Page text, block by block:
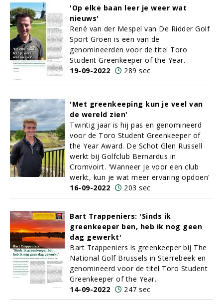
'Op elke baan leer je weer wat
nieuws'
René van der Mespel van De Ridder Golf
Sport Groen is een van de
genomineerden voor de titel Toro
Student Greenkeeper of the Year.
19-09-2022
289 sec
'Met greenkeeping kun je veel van
de wereld zien'
Twintig jaar is hij pas en genomineerd
voor de Toro Student Greenkeeper of
the Year Award. De Schot Glen Russell
werkt bij Golfclub Bernardus in
Cromvoirt. 'Wanneer je voor een club
werkt, kun je wat meer ervaring opdoen'
16-09-2022
203 sec
Bart Trappeniers: 'Sinds ik
greenkeeper ben, heb ik nog geen
dag gewerkt'
Bart Trappeniers is greenkeeper bij The
National Golf Brussels in Sterrebeek en
genomineerd voor de titel Toro Student
Greenkeeper of the Year.
14-09-2022
247 sec